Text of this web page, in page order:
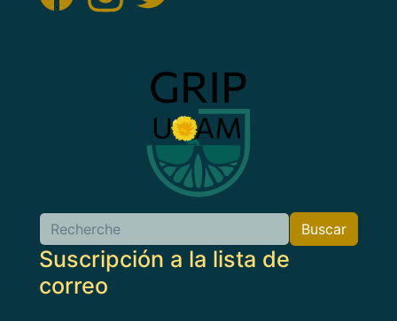
Buscar Buscar
Suscripción a la lista de
correo